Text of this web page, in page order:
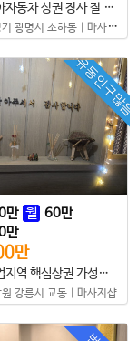
소하리 기아자동차 상권 장사 잘 되는 샵
기 광명시 소하동 마사지샵
유동인구많음
만 월 60만
만
만
강릉역 상업지역 핵심상권 가성비 좋은 샵
강릉시 교동 마사지샵